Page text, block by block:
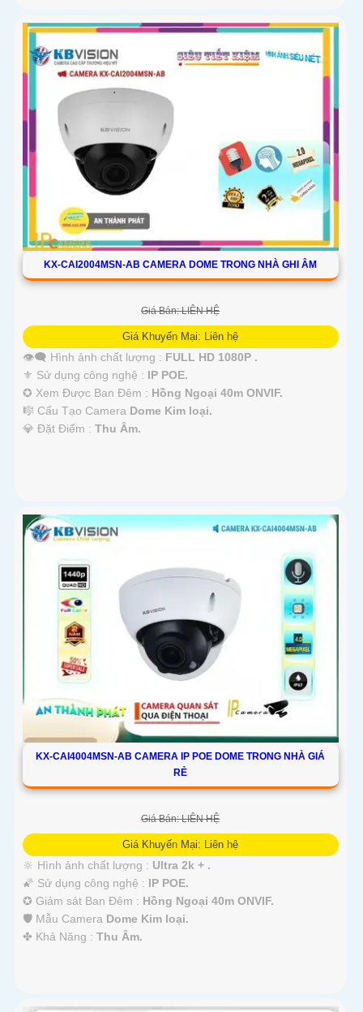
KX-CAI2004MSN-AB CAMERA DOME TRONG NHÀ GHI ÂM
Giá Bán: LIÊN HỆ
Giá Khuyến Mại: Liên hệ
👁️‍🗨 Hình ảnh chất lượng : FULL HD 1080P .
⚜️ Sử dụng công nghệ : IP POE.
✪ Xem Được Ban Đêm : Hồng Ngoại 40m ONVIF.
🎼️ Cấu Tạo Camera Dome Kim loại.
️💎 Đặt Điểm : Thu Âm.
KX-CAI4004MSN-AB CAMERA IP POE DOME TRONG NHÀ GIÁ
RẺ
Giá Bán: LIÊN HỆ
Giá Khuyến Mại: Liên hệ
🔆 Hình ảnh chất lượng : Ultra 2k + .
🌠 Sử dụng công nghệ : IP POE.
✪ Giám sát Ban Đêm : Hồng Ngoại 40m ONVIF.
🛡 Mẫu Camera Dome Kim loại.
️✤ Khả Năng : Thu Âm.